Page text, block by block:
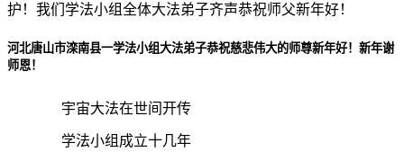
护！我们学法小组全体大法弟子齐声恭祝师父新年好！
河北唐山市滦南县一学法小组大法弟子恭祝慈悲伟大的师尊新年好！新年谢
师恩！
宇宙大法在世间开传
学法小组成立十几年